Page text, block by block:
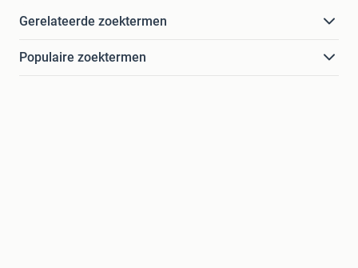
Gerelateerde zoektermen
Populaire zoektermen